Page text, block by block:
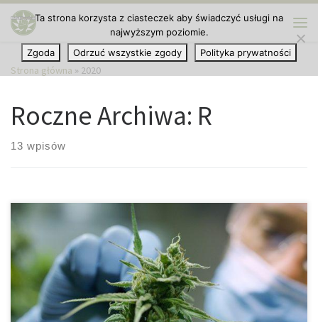
Przejdź do treści
Strona główna » 2020
Roczne Archiwa: R
13 wpisów
W jaki sposób CBD może pomóc osobom uzależnionym od THC?
Jak bardzo zróżnicowana jest roślina marihuany, i że jest czymś
więcej niż tylko THC, pokazują niedawno opublikowane w
prestiżowym czasopiśmie medycznym „The Lancet Psychiatry”
badania z University College w Londynie (UCL). Jak się okazuje,
Ta strona korzysta z ciasteczek aby świadczyć usługi na
najwyższym poziomie.
Zgoda
Odrzuć wszystkie zgody Polityka prywatności